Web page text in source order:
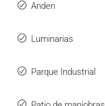
Anden
Luminarias
Parque Industrial